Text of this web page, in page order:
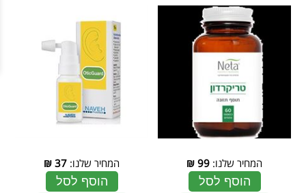
המחיר שלנו: 99
₪
הוסף לסל
המחיר שלנו: 37
₪
הוסף לסל